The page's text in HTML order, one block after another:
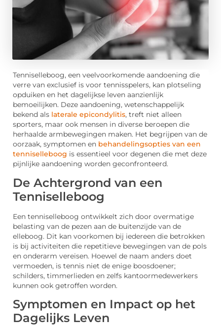
Tenniselleboog, een veelvoorkomende aandoening die
verre van exclusief is voor tennisspelers, kan plotseling
opduiken en het dagelijkse leven aanzienlijk
bemoeilijken. Deze aandoening, wetenschappelijk
bekend als laterale epicondylitis, treft niet alleen
sporters, maar ook mensen in diverse beroepen die
herhaalde armbewegingen maken. Het begrijpen van de
oorzaak, symptomen en behandelingsopties van een
tenniselleboog is essentieel voor degenen die met deze
pijnlijke aandoening worden geconfronteerd.
De Achtergrond van een
Tenniselleboog
Een tenniselleboog ontwikkelt zich door overmatige
belasting van de pezen aan de buitenzijde van de
elleboog. Dit kan voorkomen bij iedereen die betrokken
is bij activiteiten die repetitieve bewegingen van de pols
en onderarm vereisen. Hoewel de naam anders doet
vermoeden, is tennis niet de enige boosdoener;
schilders, timmerlieden en zelfs kantoormedewerkers
kunnen ook getroffen worden.
Symptomen en Impact op het
Dagelijks Leven